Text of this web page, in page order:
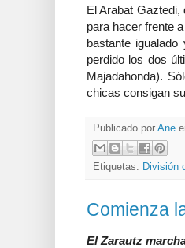
El Arabat
para hacer frente
bastante
perdido los dos
Majadahonda).
chicas consigan
Publicado por Ane
Etiquetas: División
Comienza
El Zarautz